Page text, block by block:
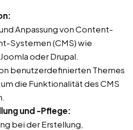
Anpassung von Content-
Systemen (CMS) wie
oder Drupal.
benutzerdefinierten Themes
die Funktionalität des CMS
und -Pflege:
bei der Erstellung,